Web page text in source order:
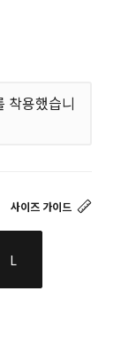
착용했습니
사이즈 가이드
L